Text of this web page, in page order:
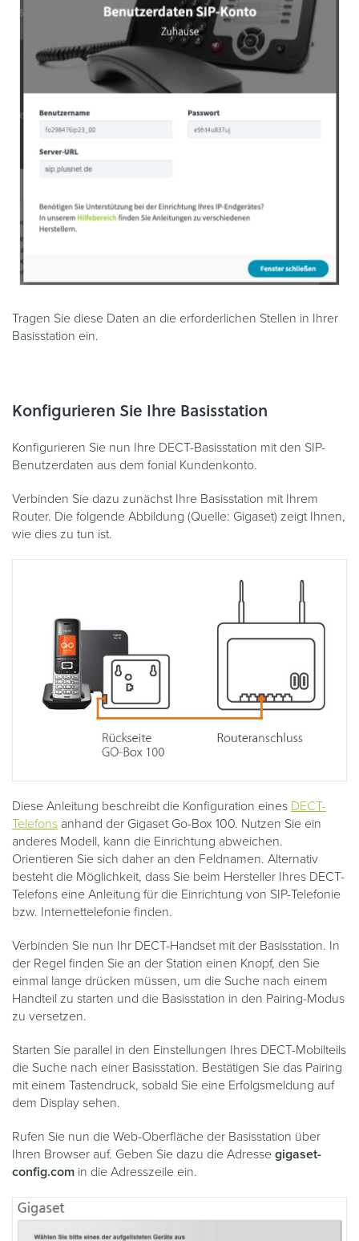
Tragen Sie diese Daten an die erforderlichen Stellen in Ihrer
Basisstation ein.
Konfigurieren Sie Ihre Basisstation
Konfigurieren Sie nun Ihre DECT-Basisstation mit den SIP-
Benutzerdaten aus dem fonial Kundenkonto.
Verbinden Sie dazu zunächst Ihre Basisstation mit Ihrem
Router. Die folgende Abbildung (Quelle: Gigaset) zeigt Ihnen,
wie dies zu tun ist.
Diese Anleitung beschreibt die Konfiguration eines DECT-
Telefons anhand der Gigaset Go-Box 100. Nutzen Sie ein
anderes Modell, kann die Einrichtung abweichen.
Orientieren Sie sich daher an den Feldnamen. Alternativ
besteht die Möglichkeit, dass Sie beim Hersteller Ihres DECT-
Telefons eine Anleitung für die Einrichtung von SIP-Telefonie
bzw. Internettelefonie finden.
Verbinden Sie nun Ihr DECT-Handset mit der Basisstation. In
der Regel finden Sie an der Station einen Knopf, den Sie
einmal lange drücken müssen, um die Suche nach einem
Handteil zu starten und die Basisstation in den Pairing-Modus
zu versetzen.
Starten Sie parallel in den Einstellungen Ihres DECT-Mobilteils
die Suche nach einer Basisstation. Bestätigen Sie das Pairing
mit einem Tastendruck, sobald Sie eine Erfolgsmeldung auf
dem Display sehen.
Rufen Sie nun die Web-Oberfläche der Basisstation über
Ihren Browser auf. Geben Sie dazu die Adresse gigaset-
config.com in die Adresszeile ein.